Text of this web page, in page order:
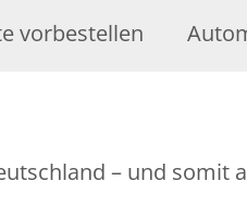
vorbestellen
– und somit